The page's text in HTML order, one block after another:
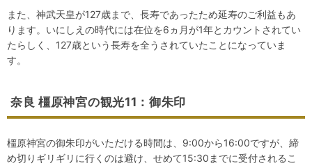
また、神武天皇が127歳まで、長寿であったため延寿のご利益もあ
ります。いにしえの時代には在位を6ヵ月が1年とカウントされてい
たらしく、127歳という長寿を全うされていたことになっていま
す。
奈良 橿原神宮の観光11：御朱印
橿原神宮の御朱印がいただける時間は、9:00から16:00ですが、締
め切りギリギリに行くのは避け、せめて15:30までに受付されるこ